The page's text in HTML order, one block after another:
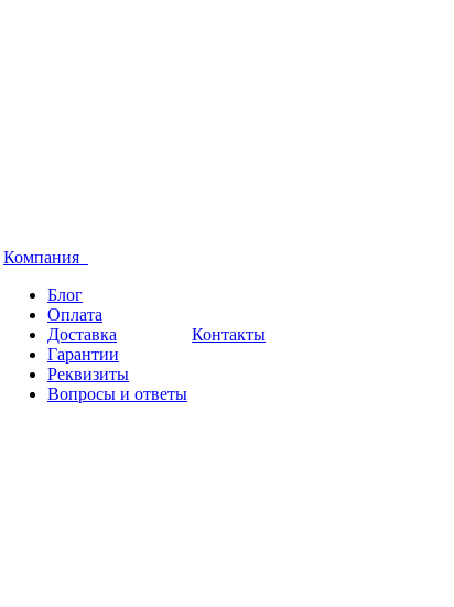
Компания
Блог
Оплата
Доставка
Гарантии
Реквизиты
Вопросы и ответы
Контакты